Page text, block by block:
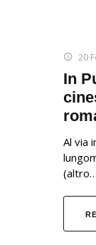
20
In
Al via